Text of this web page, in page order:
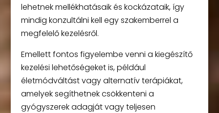
lehetnek mellékhatásaik és kockázataik, így
mindig konzultálni kell egy szakemberrel a
megfelelő kezelésről.
Emellett fontos figyelembe venni a kiegészítő
kezelési lehetőségeket is, például
életmódváltást vagy alternatív terápiákat,
amelyek segíthetnek csökkenteni a
gyógyszerek adagját vagy teljesen